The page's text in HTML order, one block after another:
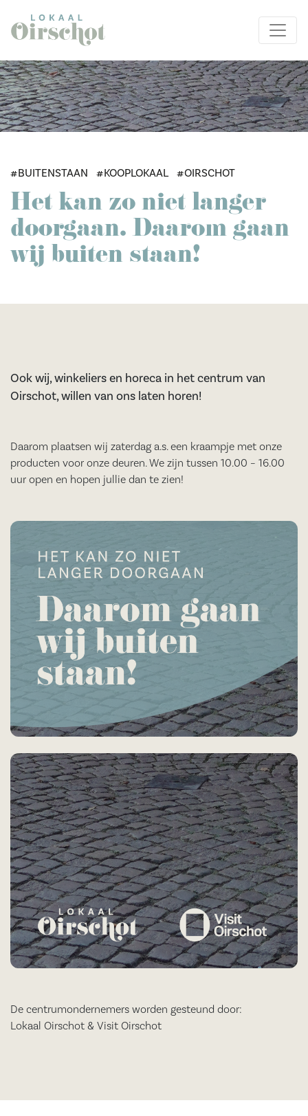
#BUITENSTAAN #KOOPLOKAAL #OIRSCHOT
Het kan zo niet langer
doorgaan. Daarom gaan
wij buiten staan!
Ook wij, winkeliers en horeca in het centrum van
Oirschot, willen van ons laten horen!
Daarom plaatsen wij zaterdag a.s. een kraampje met onze
producten voor onze deuren. We zijn tussen 10.00 – 16.00
uur open en hopen jullie dan te zien!
De centrumondernemers worden gesteund door:
Lokaal Oirschot & Visit Oirschot